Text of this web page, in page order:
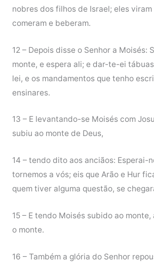
nobres dos filhos de Israel; eles viram
comeram e beberam.
12 – Depois disse o Senhor a Moisés:
monte, e espera ali; e dar-te-ei
lei, e os mandamentos que tenho
ensinares.
13 – E levantando-se Moisés com
subiu ao monte de Deus,
14 – tendo dito aos anciãos: Esperai-
tornemos a vós; eis que Arão e Hur
quem tiver alguma questão, se
15 – E tendo Moisés subido ao
o monte.
16 – Também a glória do Senhor